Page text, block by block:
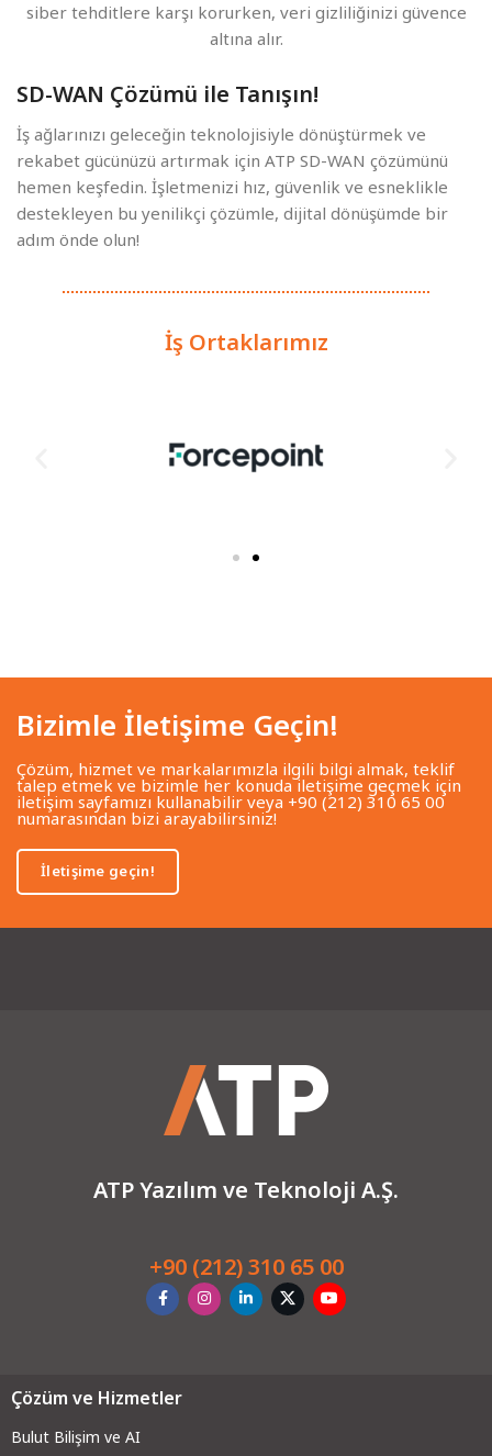
siber tehditlere karşı korurken, veri gizliliğinizi güvence
altına alır.
SD-WAN Çözümü ile Tanışın!
İş ağlarınızı geleceğin teknolojisiyle dönüştürmek ve
rekabet gücünüzü artırmak için ATP SD-WAN çözümünü
hemen keşfedin. İşletmenizi hız, güvenlik ve esneklikle
destekleyen bu yenilikçi çözümle, dijital dönüşümde bir
adım önde olun!
İş Ortaklarımız
Bizimle İletişime Geçin!
Çözüm, hizmet ve markalarımızla ilgili bilgi almak, teklif
talep etmek ve bizimle her konuda iletişime geçmek için
iletişim sayfamızı kullanabilir veya +90 (212) 310 65 00
numarasından bizi arayabilirsiniz!
İletişime geçin!
ATP Yazılım ve Teknoloji A.Ş.
+90 (212) 310 65 00
Çözüm ve Hizmetler
Bulut Bilişim ve AI